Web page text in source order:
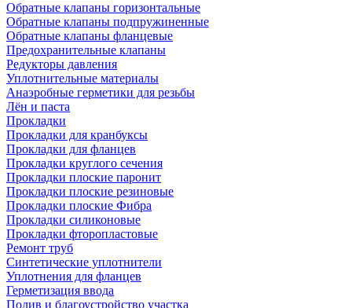
Обратные клапаны горизонтальные
Обратные клапаны подпружиненные
Обратные клапаны фланцевые
Предохранительные клапаны
Редукторы давления
Уплотнительные материалы
Анаэробные герметики для резьбы
Лён и паста
Прокладки
Прокладки для кранбуксы
Прокладки для фланцев
Прокладки круглого сечения
Прокладки плоские паронит
Прокладки плоские резиновые
Прокладки плоские Фибра
Прокладки силиконовые
Прокладки фторопластовые
Ремонт труб
Синтетические уплотнители
Уплотнения для фланцев
Герметизация ввода
Полив и благоустройство участка